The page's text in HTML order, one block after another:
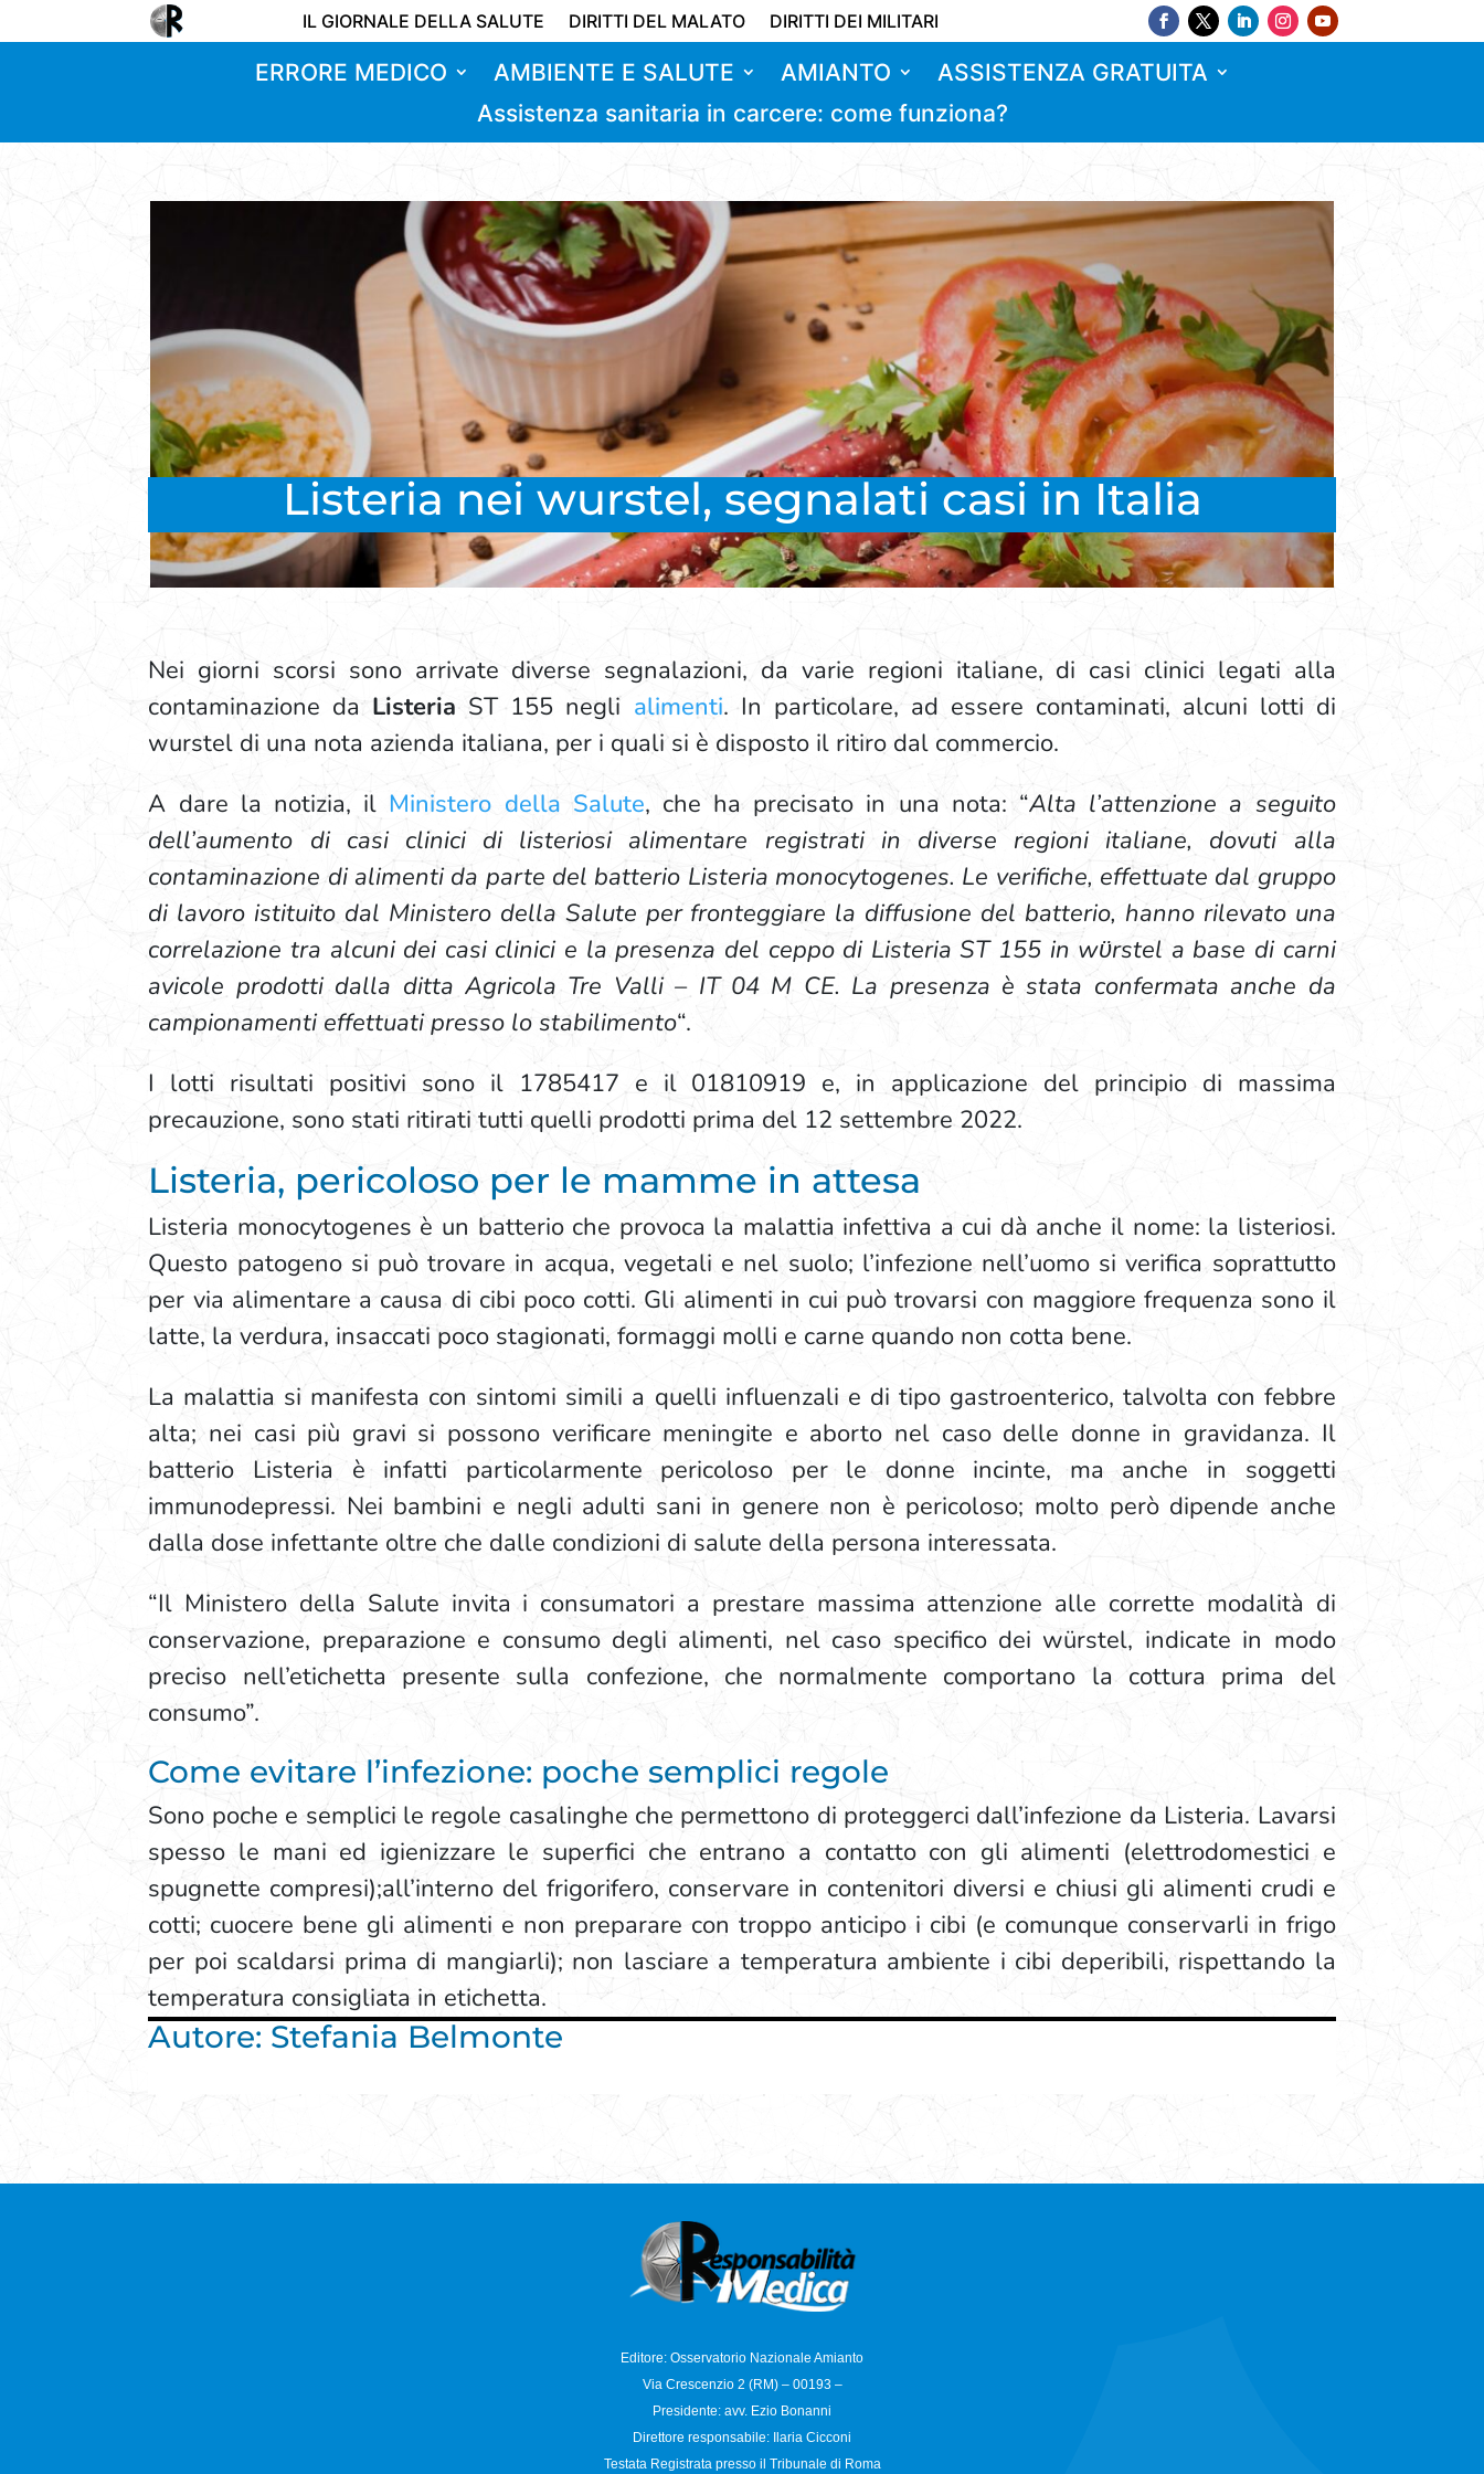
IL GIORNALE DELLA SALUTE DIRITTI DEL MALATO DIRITTI DEI MILITARI
ERRORE MEDICO AMBIENTE E SALUTE AMIANTO
ASSISTENZA GRATUITA
Assistenza sanitaria in carcere: come funziona?
Listeria nei wurstel, segnalati casi in Italia
Nei giorni scorsi sono arrivate diverse segnalazioni, da varie regioni italiane, di casi clinici legati alla
contaminazione da Listeria ST 155 negli alimenti. In particolare, ad essere contaminati, alcuni lotti di
wurstel di una nota azienda italiana, per i quali si è disposto il ritiro dal commercio.
A dare la notizia, il Ministero della Salute, che ha precisato in una nota: “Alta l’attenzione a seguito
dell’aumento di casi clinici di listeriosi alimentare registrati in diverse regioni italiane, dovuti alla
contaminazione di alimenti da parte del batterio Listeria monocytogenes. Le verifiche, effettuate dal gruppo
di lavoro istituito dal Ministero della Salute per fronteggiare la diffusione del batterio, hanno rilevato una
correlazione tra alcuni dei casi clinici e la presenza del ceppo di Listeria ST 155 in wϋrstel a base di carni
avicole prodotti dalla ditta Agricola Tre Valli – IT 04 M CE. La presenza è stata confermata anche da
campionamenti effettuati presso lo stabilimento“.
I lotti risultati positivi sono il 1785417 e il 01810919 e, in applicazione del principio di massima
precauzione, sono stati ritirati tutti quelli prodotti prima del 12 settembre 2022.
Listeria, pericoloso per le mamme in attesa
Listeria monocytogenes è un batterio che provoca la malattia infettiva a cui dà anche il nome: la listeriosi.
Questo patogeno si può trovare in acqua, vegetali e nel suolo; l’infezione nell’uomo si verifica soprattutto
per via alimentare a causa di cibi poco cotti. Gli alimenti in cui può trovarsi con maggiore frequenza sono il
latte, la verdura, insaccati poco stagionati, formaggi molli e carne quando non cotta bene.
La malattia si manifesta con sintomi simili a quelli influenzali e di tipo gastroenterico, talvolta con febbre
alta; nei casi più gravi si possono verificare meningite e aborto nel caso delle donne in gravidanza. Il
batterio Listeria è infatti particolarmente pericoloso per le donne incinte, ma anche in soggetti
immunodepressi. Nei bambini e negli adulti sani in genere non è pericoloso; molto però dipende anche
dalla dose infettante oltre che dalle condizioni di salute della persona interessata.
“Il Ministero della Salute invita i consumatori a prestare massima attenzione alle corrette modalità di
conservazione, preparazione e consumo degli alimenti, nel caso specifico dei würstel, indicate in modo
preciso nell’etichetta presente sulla confezione, che normalmente comportano la cottura prima del
consumo”.
Come evitare l’infezione: poche semplici regole
Sono poche e semplici le regole casalinghe che permettono di proteggerci dall’infezione da Listeria. Lavarsi
spesso le mani ed igienizzare le superfici che entrano a contatto con gli alimenti (elettrodomestici e
spugnette compresi);all’interno del frigorifero, conservare in contenitori diversi e chiusi gli alimenti crudi e
cotti; cuocere bene gli alimenti e non preparare con troppo anticipo i cibi (e comunque conservarli in frigo
per poi scaldarsi prima di mangiarli); non lasciare a temperatura ambiente i cibi deperibili, rispettando la
temperatura consigliata in etichetta.
Autore: Stefania Belmonte
Editore: Osservatorio Nazionale Amianto
Via Crescenzio 2 (RM) – 00193 –
Presidente: avv. Ezio Bonanni
Direttore responsabile:
Ilaria Cicconi
Testata Registrata presso il Tribunale di Roma